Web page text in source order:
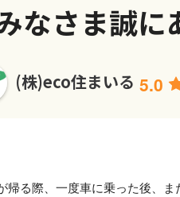
なさま誠に
(株)eco住まいる 5.0
帰る際、一度車に乗った後、